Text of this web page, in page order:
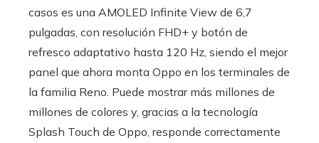
casos es una AMOLED Infinite View de 6,7
pulgadas, con resolución FHD+ y botón de
refresco adaptativo hasta 120 Hz, siendo el mejor
panel que ahora monta Oppo en los terminales de
la familia Reno. Puede mostrar más millones de
millones de colores y, gracias a la tecnología
Splash Touch de Oppo, responde correctamente